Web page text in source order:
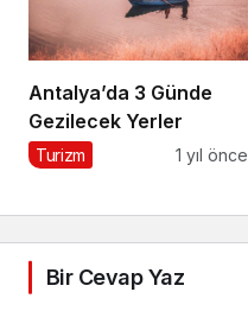
Antalya’da 3 Günde
Gezilecek Yerler
Turizm 1 yıl önce
Bir Cevap Yaz